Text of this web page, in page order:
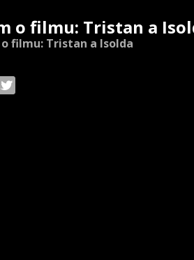
o filmu: Tristan a
filmu: Tristan a Isolda